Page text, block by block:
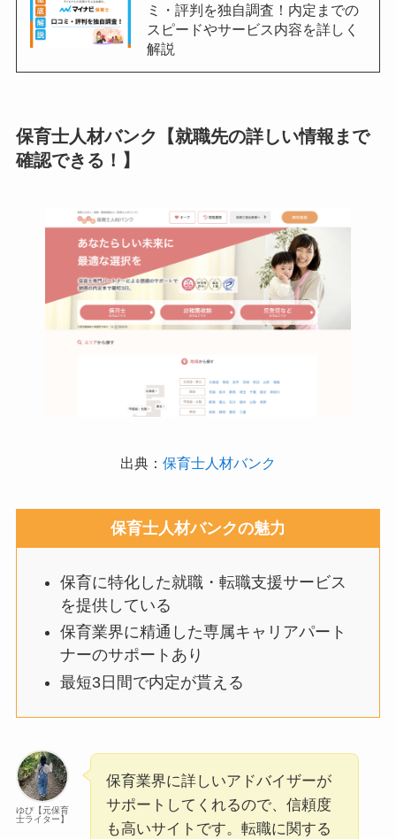
ミ・評判を独自調査！内定までの
スピードやサービス内容を詳しく
解説
保育士人材バンク【就職先の詳しい情報まで
確認できる！】
出典： 保育士人材バンク
保育士人材バンクの魅力
保育に特化した就職・転職支援サービス
を提供している
保育業界に精通した専属キャリアパート
ナーのサポートあり
最短3日間で内定が貰える
ゆぴ【元保育
士ライター】
保育業界に詳しいアドバイザーが
サポートしてくれるので、信頼度
も高いサイトです。転職に関する